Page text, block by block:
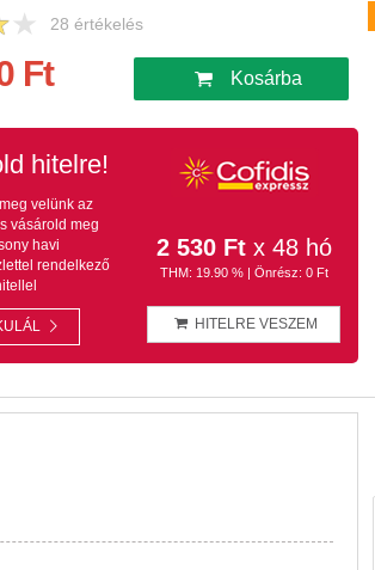
28 értékelés
Ft Kosárba
hitelre!
velünk az
vásárold meg
havi
rendelkező
2 530 Ftx 48 hó
THM: 19.90 % | Önrész: 0 Ft
HITELRE VESZEM